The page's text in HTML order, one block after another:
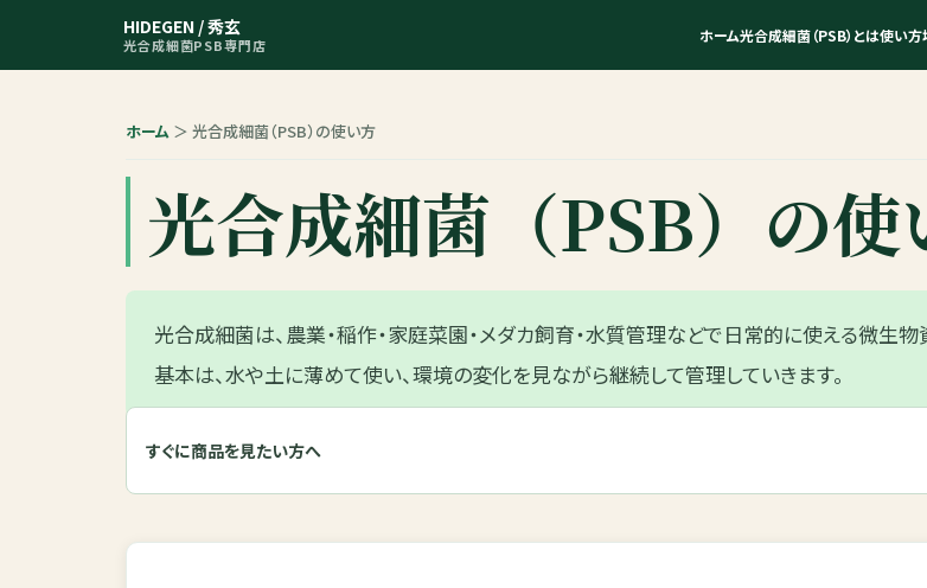
HIDEGEN / 秀玄
光合成細菌PSB専門店
ホーム光合成細菌（PSB）とは使い方
ホーム ＞ 光合成細菌（PSB）の使い方
光合成細菌（PSB）の使
光合成細菌は、農業・稲作・家庭菜園・メダカ飼育・水質管理などで日常的に使える微生物
基本は、水や土に薄めて使い、環境の変化を見ながら継続して管理していきます。
すぐに商品を見たい方へ